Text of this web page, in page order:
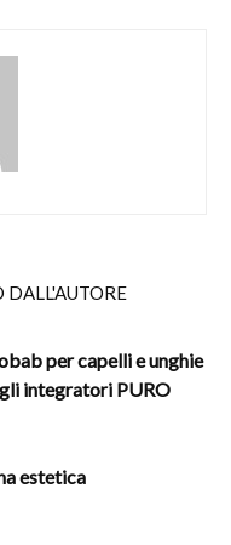
DALL'AUTORE
per capelli e unghie
integratori PURO
estetica